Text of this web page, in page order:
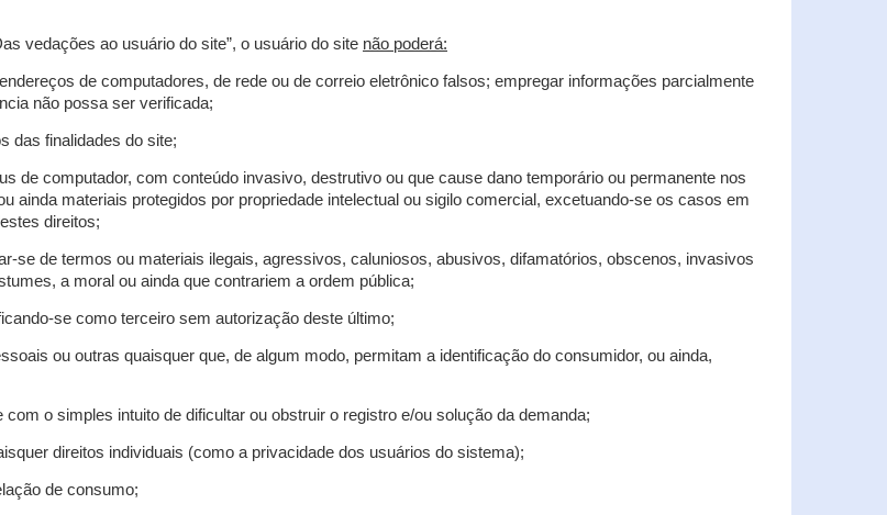
vedações ao usuário do site”, o usuário do site não poderá:
de computadores, de rede ou de correio eletrônico falsos; empregar informações parcialmente
não possa ser verificada;
das finalidades do site;
de computador, com conteúdo invasivo, destrutivo ou que cause dano temporário ou permanente nos
ainda materiais protegidos por propriedade intelectual ou sigilo comercial, excetuando-se os casos em
direitos;
se de termos ou materiais ilegais, agressivos, caluniosos, abusivos, difamatórios, obscenos, invasivos
a moral ou ainda que contrariem a ordem pública;
se como terceiro sem autorização deste último;
ou outras quaisquer que, de algum modo, permitam a identificação do consumidor, ou ainda,
o simples intuito de dificultar ou obstruir o registro e/ou solução da demanda;
direitos individuais (como a privacidade dos usuários do sistema);
de consumo;